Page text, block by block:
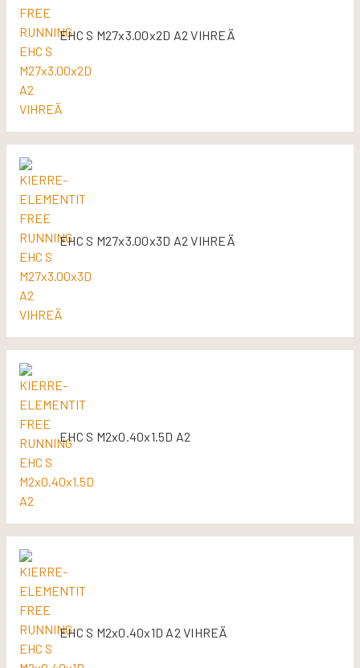
EHC S M27x3.00x2D A2 VIHREÄ
EHC S M27x3.00x3D A2 VIHREÄ
EHC S M2x0.40x1.5D A2
EHC S M2x0.40x1D A2 VIHREÄ